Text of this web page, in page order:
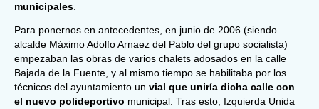
municipales.
Para ponernos en antecedentes, en junio de 2006 (siendo
alcalde Máximo Adolfo Arnaez del Pablo del grupo socialista)
empezaban las obras de varios chalets adosados en la calle
Bajada de la Fuente, y al mismo tiempo se habilitaba por los
técnicos del ayuntamiento un vial que uniría dicha calle con
el nuevo polideportivo municipal. Tras esto, Izquierda Unida